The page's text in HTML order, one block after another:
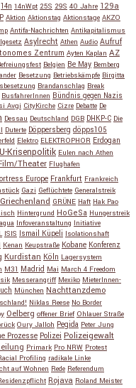
14n 14nWpt 25S 29S 40 Jahre 129a
Aktion Aktionstag Aktionstage AKZO
Antifa-Nachrichten Antikapitalismus
Asylrecht Athen Audio Aufruf
Zentrum Ayten Kaplan AZ
Belgien Be May Bemberg
Besetzung Betriebskämpfe Birgitta
Brandanschlag Break
BusfahrerInnen Bündnis gegen Nazis
Avgi CityKirche Cizre Debatte De
Dessau Deutschland DGB DHKP-C Die
Duterte Döppersberg döpps105
Elektro ELEKTROPHOR Erdogan
Krisenpolitik Eulen nach Athen
Theater Flughafen
Europe Frankfurt Frankreich
Gazi Geflüchtete Generalstreik
Griechenland GRÜNE Haft Hak Pao
Hintergrund HoGeSa Hungerstreik
Infoveranstaltung Initiative
ISIS Ismail Küpeli Isolationshaft
Kenan Keupstraße Kobane Konferenz
Kurdistan Köln Lagersystem
M31 Madrid Mai March 4 Freedom
Messerangriff Mexiko MieterInnen-
München Nachttanzdemo
Niklas Reese No Border
Oelberg offener Brief Ohlauer Straße
Oury Jalloh Pegida Peter Jung
Prozesse Polizei Polizeigewalt
Primark Pro NRW Protest
Profiling radikale Linke
auf Wohnen Rede Referendum
Rojava Roland Meister